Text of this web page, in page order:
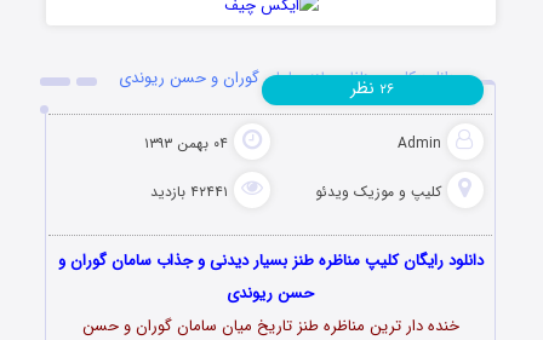
دانلود کلیپ مناظره طنز سامان گوران و حسن ریوندی
Admin ۰۴ بهمن ۱۳۹۳
کلیپ و موزیک ویدئو ۴۲۴۴۱ بازدید
۲۶ نظر
دانلود رایگان کلیپ مناظره طنز بسیار دیدنی و جذاب سامان گوران و
حسن ریوندی
خنده دار ترین مناظره طنز تاریخ میان سامان گوران و حسن